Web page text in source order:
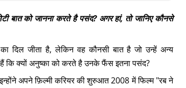
बात को जानना करते है पसंद? अगर हां, तो जानिए कौनसे
दिल जीता है, लेकिन वह कौनसी बात है जो उन्हें अन्य
हैं कि क्यों अनुष्का को करते है उनके फैंस इतना पसंद?
इन्होंने अपने फ़िल्मी करियर की शुरुआत 2008 में फिल्म "रब ने